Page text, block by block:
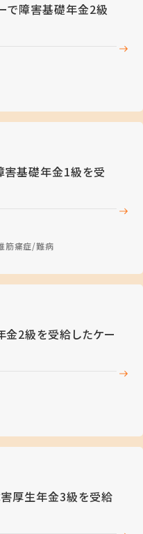
で障害基礎年金2級
害基礎年金1級を受
筋痛症 難病
金2級を受給したケー
厚生年金3級を受給